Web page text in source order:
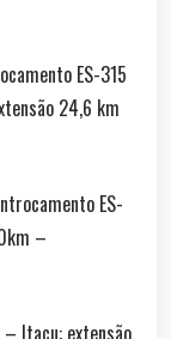
ES-315
24,6 km
ES-
–
Itaçu: extensão